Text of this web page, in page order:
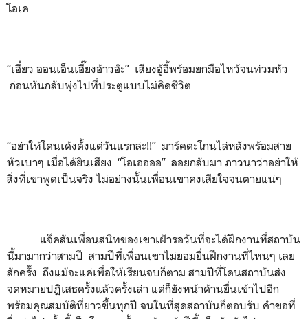
โอเค
“เอี๋ยว ออนเอ็นเอี๊ยงอ้าวอ๊ะ” เสียงอู้อี้พร้อมยกมือไหว้จนท่วมหัว
ก่อนหันกลับพุ่งไปที่ประตูแบบไม่คิดชีวิต
“อย่าให้โดนเด้งตั้งแต่วันแรกล่ะ!!” มาร์คตะโกนไล่หลังพร้อมส่าย
หัวเบาๆ เมื่อได้ยินเสียง “โอเออออ” ลอยกลับมา ภาวนาว่าอย่าให้
สิ่งที่เขาพูดเป็นจริง ไม่อย่างนั้นเพื่อนเขาคงเสียใจจนตายแน่ๆ
แจ็คสันเพื่อนสนิทของเขาเฝ้ารอวันที่จะได้ฝึกงานที่สถาบัน
นี้มามากว่าสามปี สามปีที่เพื่อนเขาไม่ยอมยื่นฝึกงานที่ไหนๆ เลย
สักครั้ง ถึงแม้จะแค่เพื่อให้เรียนจบก็ตาม สามปีที่โดนสถาบันส่ง
จดหมายปฏิเสธครั้งแล้วครั้งเล่า แต่ก็ยังหน้าด้านยื่นเข้าไปอีก
พร้อมคุณสมบัติที่ยาวขึ้นทุกปี จนในที่สุดสถาบันก็ตอบรับ คำขอที่